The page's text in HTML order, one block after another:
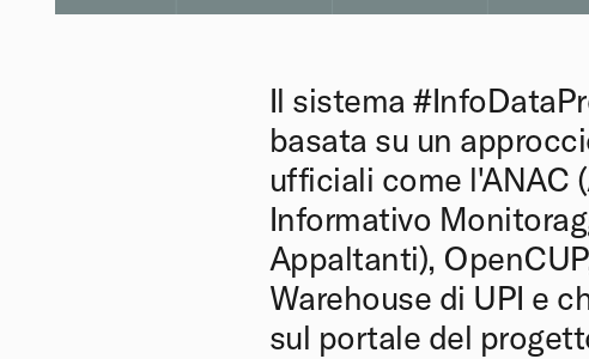
Il sistema
basata su un
ufficiali come l'ANAC
Informativo
Appaltanti),
Warehouse di UPI e
sul portale del